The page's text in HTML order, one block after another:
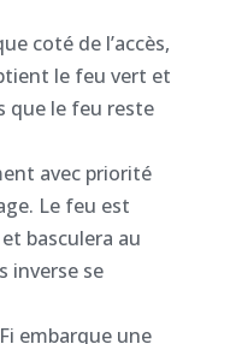
coté de l’accès,
le feu vert et
que le feu reste
avec priorité
Le feu est
basculera au
inverse se
embarque une